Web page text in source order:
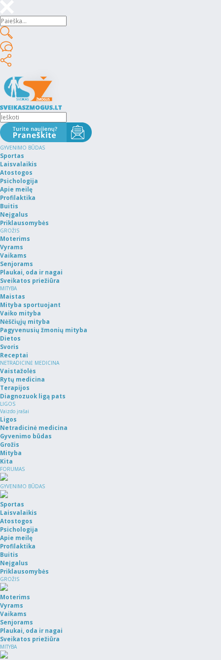
GYVENIMO BŪDAS
Sportas
Laisvalaikis
Atostogos
Psichologija
Apie meilę
Profilaktika
Buitis
Neįgalus
Priklausomybės
GROŽIS
Moterims
Vyrams
Vaikams
Senjorams
Plaukai, oda ir nagai
Sveikatos priežiūra
MITYBA
Maistas
Mityba sportuojant
Vaiko mityba
Nėščiųjų mityba
Pagyvenusių žmonių mityba
Dietos
Svoris
Receptai
NETRADICINĖ MEDICINA
Vaistažolės
Rytų medicina
Terapijos
Diagnozuok ligą pats
LIGOS
Vaizdo įrašai
Ligos
Netradicinė medicina
Gyvenimo būdas
Grožis
Mityba
Kita
FORUMAS
GYVENIMO BŪDAS
Sportas
Laisvalaikis
Atostogos
Psichologija
Apie meilę
Profilaktika
Buitis
Neįgalus
Priklausomybės
GROŽIS
Moterims
Vyrams
Vaikams
Senjorams
Plaukai, oda ir nagai
Sveikatos priežiūra
MITYBA